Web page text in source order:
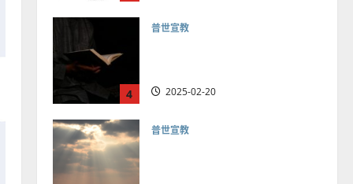
4
普世宣教
2025-02-20
普世宣教